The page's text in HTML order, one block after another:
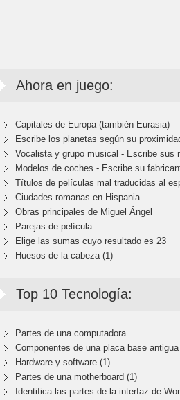
Ahora en juego:
Capitales de Europa (también Eurasia)
Escribe los planetas según su
Vocalista y grupo musical - Escribe sus
Modelos de coches - Escribe su
Títulos de películas mal traducidas al
Ciudades romanas en Hispania
Obras principales de Miguel Ángel
Parejas de película
Elige las sumas cuyo resultado es 23
Huesos de la cabeza (1)
Top 10 Tecnología:
Partes de una computadora
Componentes de una placa base
Hardware y software (1)
Partes de una motherboard (1)
Identifica las partes de la interfaz de